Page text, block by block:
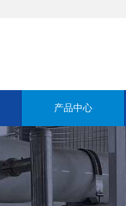
产品中心